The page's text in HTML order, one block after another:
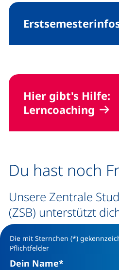
Hier gibt's Hilfe:
Lerncoaching
Du hast noch
Unsere Zentrale
(ZSB) unterstützt
Die mit Sternchen (*)
Pflichtfelder
Dein Name*